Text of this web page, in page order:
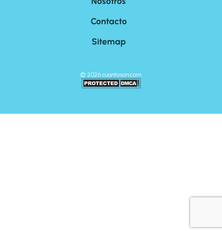
Contacto
Sitemap
© 2026 cuantoson.com